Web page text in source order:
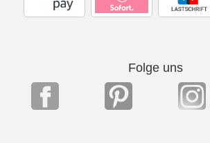
Folge uns